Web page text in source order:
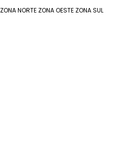
ZONA NORTE ZONA OESTE ZONA SUL